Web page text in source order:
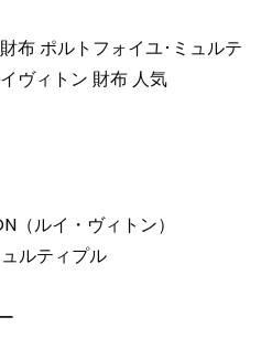
布 ポルトフォイユ･ミュルテ
ヴィトン 財布 人気
（ルイ・ヴィトン）
ルティプル